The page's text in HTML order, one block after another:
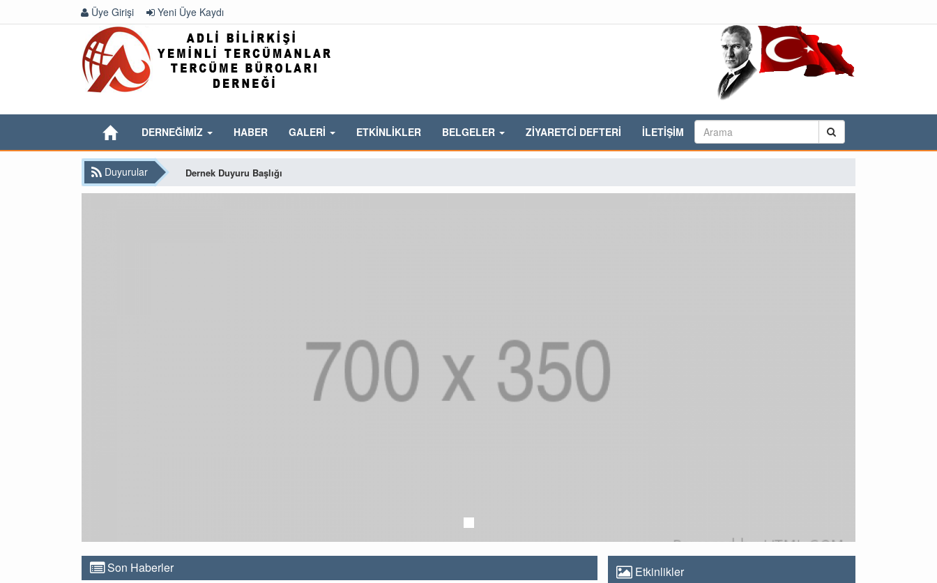
Üye Girişi Yeni Üye Kaydı
DERNEĞİMİZ HABER GALERİ ETKİNLİKLER BELGELER ZİYARETCİ DEFTERİ İLETİŞİM
Duyurular
Dernek Duyuru Başlığı
Önemli Dernek Duyurusu
Son Haberler Etkinlikler